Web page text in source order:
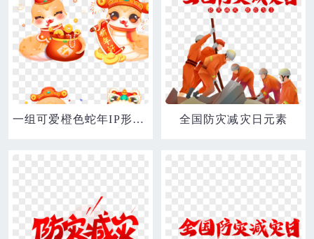
一组可爱橙色蛇年IP形象卡通手绘2025年新年蛇儿插PNG透明底元素合集 全国防灾减灾日元素